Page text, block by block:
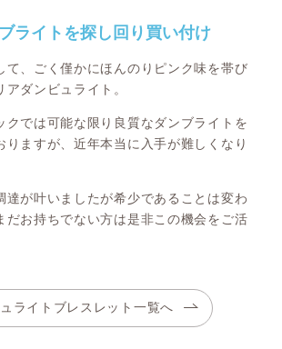
ライトを探し回り買い付け
て、ごく僅かにほんのりピンク味を帯び
ダンビュライト。
クでは可能な限り良質なダンブライトを
りますが、近年本当に入手が難しくなり
達が叶いましたが希少であることは変わ
だお持ちでない方は是非この機会をご活
ライトブレスレット一覧へ